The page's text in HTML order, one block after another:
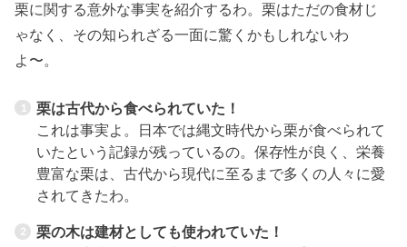
栗に関する意外な事実を紹介するわ。栗はただの食材じ
ゃなく、その知られざる一面に驚くかもしれないわ
よ〜。
栗は古代から食べられていた！
これは事実よ。日本では縄文時代から栗が食べられて
いたという記録が残っているの。保存性が良く、栄養
豊富な栗は、古代から現代に至るまで多くの人々に愛
されてきたわ。
栗の木は建材としても使われていた！